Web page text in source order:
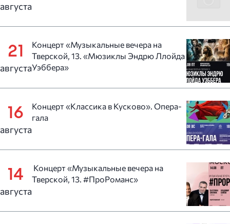
августа
21
августа
Концерт «Музыкальные вечера на
Тверской, 13. «Мюзиклы Эндрю Ллойда
Уэббера»
16
августа
Концерт «Классика в Кусково». Опера-
гала
14
августа
Концерт «Музыкальные вечера на
Тверской, 13. #ПроРоманс»